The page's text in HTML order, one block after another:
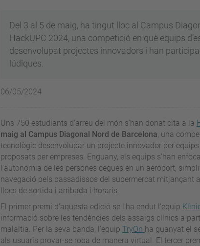
Del 3 al 5 de maig, ha tingut lloc al Campus
HackUPC 2024, una competició en què equips
desenvolupat projectes innovadors i han
lúdiques.
06/05/2024
Uns 750 estudiants d'arreu del món s'han donat cita a la
maig al Campus Diagonal Nord de Barcelona, una
tecnològic desenvolupar un projecte innovador per
proposats per empreses. Enguany, els equips s'han
l'autonomia de les persones cegues en un aeroport,
navegació pels passadissos del supermercat mitjançant
llocs de sortida i arribada i horaris.
El primer premi d'aquesta edició se l'ha endut l'equip
informació sobre les tendències dels assaigs clínics a
malaltia. Per la seva banda, l'equip TryOn ha guanyat el
als usuaris provar-se roba de manera virtual. El tercer